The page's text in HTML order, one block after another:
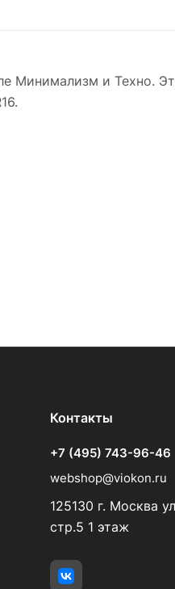
Минимализм и Техно.
Контакты
+7 (495) 743-96-46
webshop@viokon.ru
125130 г. Москва
стр.5 1 этаж